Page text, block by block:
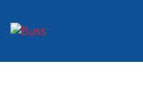
Inhalt